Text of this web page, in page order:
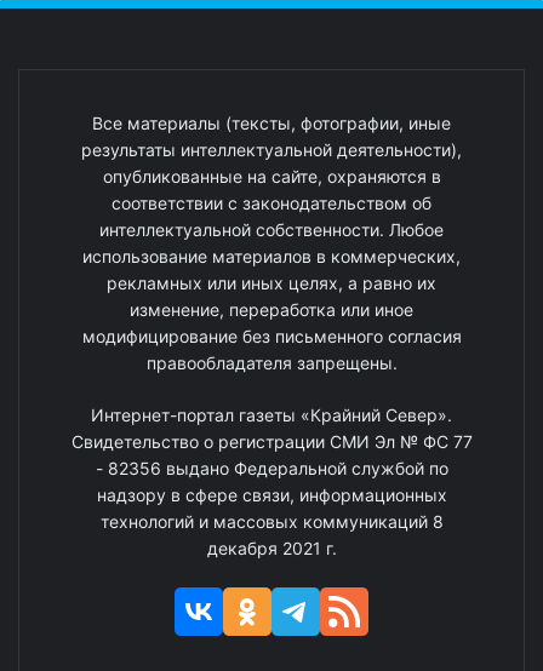
Все материалы (тексты, фотографии, иные
результаты интеллектуальной деятельности),
опубликованные на сайте, охраняются в
соответствии с законодательством об
интеллектуальной собственности. Любое
использование материалов в коммерческих,
рекламных или иных целях, а равно их
изменение, переработка или иное
модифицирование без письменного согласия
правообладателя запрещены.
Интернет-портал газеты «Крайний Север».
Свидетельство о регистрации СМИ Эл № ФС 77
- 82356 выдано Федеральной службой по
надзору в сфере связи, информационных
технологий и массовых коммуникаций 8
декабря 2021 г.